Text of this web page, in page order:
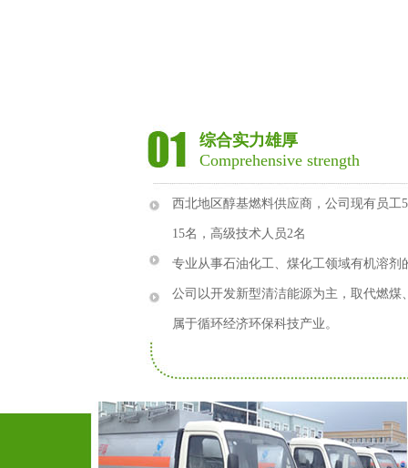
综合实力雄厚
Comprehensive strength
西北地区醇基燃料供应商，公司现有员工
15名，高级技术人员2名
专业从事石油化工、煤化工领域有机溶剂
公司以开发新型清洁能源为主，取代燃煤
属于循环经济环保科技产业。